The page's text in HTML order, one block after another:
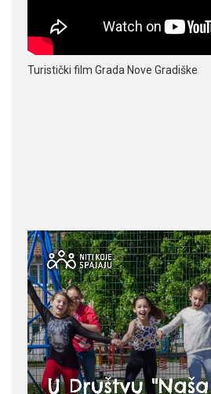
Turistički film Grada Nove Gradiške